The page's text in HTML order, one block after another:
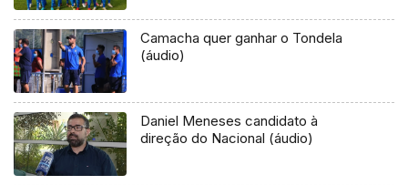
Camacha quer ganhar o Tondela
(áudio)
Daniel Meneses candidato à
direção do Nacional (áudio)